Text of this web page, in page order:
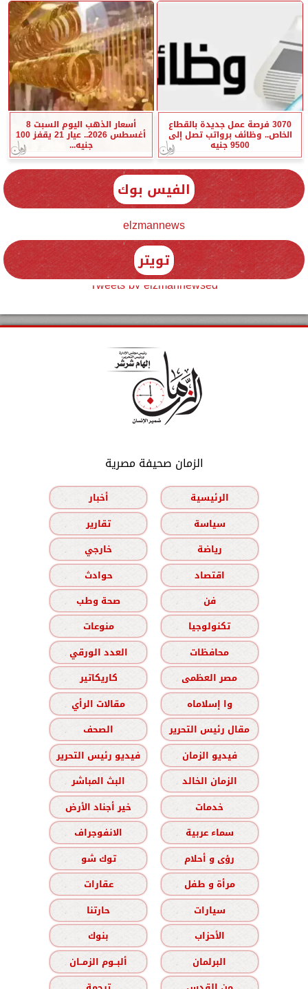
3070 فرصة عمل جديدة بالقطاع
الخاص.. وظائف برواتب تصل إلى
9500 جنيه
أسعار الذهب اليوم السبت 8
أغسطس 2026.. عيار 21 يقفز 100
جنيه...
الفيس بوك
elzmannews
تويتر
Tweets by elzmannewseg
الزمان صحيفة مصرية
الرئيسية
أخبار
سياسة
تقارير
رياضة
خارجي
اقتصاد
حوادث
فن
صحة وطب
تكنولوجيا
منوعات
محافظات
العدد الورقي
مصر العظمى
كاريكاتير
وا إسلاماه
مقالات الرأي
مقال رئيس التحرير
الصحف
فيديو الزمان
فيديو رئيس التحرير
الزمان الخالد
البث المباشر
خدمات
خير أجناد الأرض
سماء عربية
الانفوجراف
رؤى و أحلام
توك شو
مرأة و طفل
عقارات
سيارات
حارتنا
الأحزاب
بنوك
البرلمان
ألبــوم الزمــان